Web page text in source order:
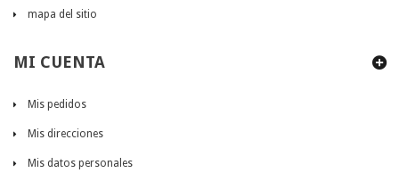
mapa del sitio
MI CUENTA
Mis pedidos
Mis direcciones
Mis datos personales